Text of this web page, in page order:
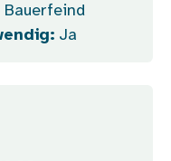
Bauerfeind
Ja